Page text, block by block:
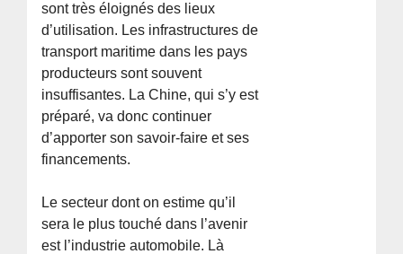
sont très éloignés des lieux
d’utilisation. Les infrastructures de
transport maritime dans les pays
producteurs sont souvent
insuffisantes. La Chine, qui s’y est
préparé, va donc continuer
d’apporter son savoir-faire et ses
financements.
Le secteur dont on estime qu’il
sera le plus touché dans l’avenir
est l’industrie automobile. Là